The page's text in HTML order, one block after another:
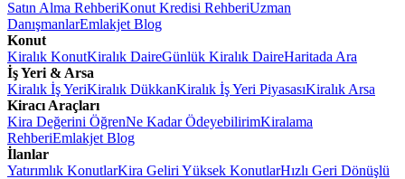
Satın Alma RehberiKonut Kredisi RehberiUzman
DanışmanlarEmlakjet Blog
Konut
Kiralık KonutKiralık DaireGünlük Kiralık DaireHaritada Ara
İş Yeri & Arsa
Kiralık İş YeriKiralık DükkanKiralık İş Yeri PiyasasıKiralık Arsa
Kiracı Araçları
Kira Değerini ÖğrenNe Kadar ÖdeyebilirimKiralama
RehberiEmlakjet Blog
İlanlar
Yatırımlık KonutlarKira Geliri Yüksek KonutlarHızlı Geri Dönüşlü